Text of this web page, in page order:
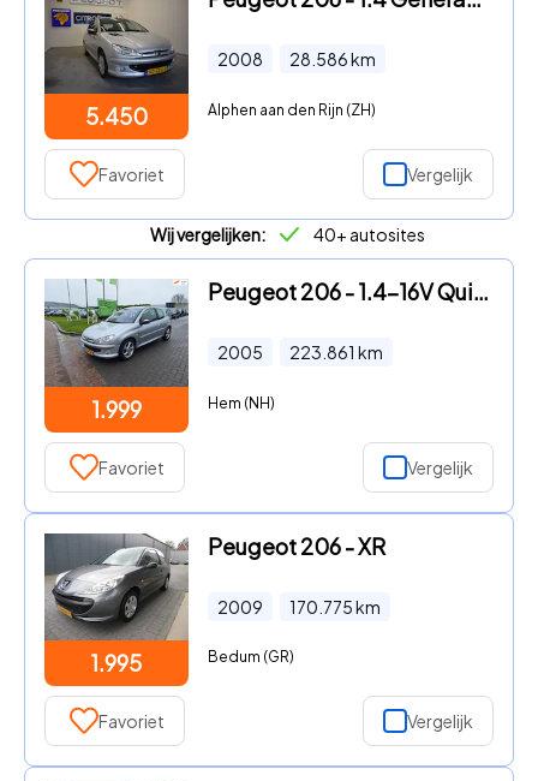
5.450
2008 28.586km
Alphen aan den Rijn (ZH)
Favoriet Vergelijk
Wij vergelijken: 40+ autosites
1.999
Peugeot 206 - 1.4-16V Quiksilver / Spotieve auto / APK april 2027
2005 223.861 km
Hem (NH)
Favoriet Vergelijk
1.995
Peugeot 206 - XR
2009 170.775km
Bedum (GR)
Favoriet Vergelijk